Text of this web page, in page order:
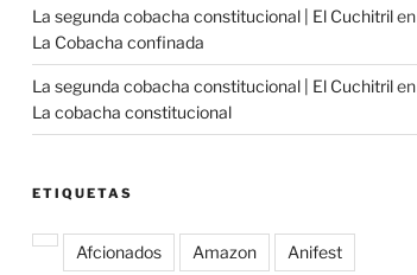
La segunda cobacha constitucional | El Cuchitrilen
La Cobacha confinada
La segunda cobacha constitucional | El Cuchitrilen
La cobacha constitucional
ETIQUETAS
Afcionados Amazon Anifest